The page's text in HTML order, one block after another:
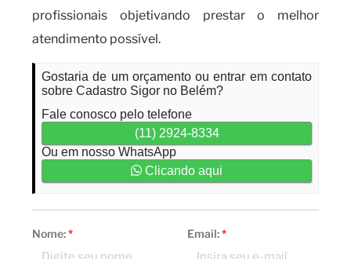
profissionais objetivando prestar o melhor
atendimento possível.
Gostaria de um orçamento ou entrar em contato
sobre Cadastro Sigor no Belém?
Fale conosco pelo telefone
(11) 2924-8334
Ou em nosso WhatsApp
Clicando aqui
Nome:* Email:*